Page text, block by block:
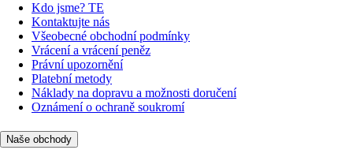
Kdo jsme? TE
Kontaktujte nás
Všeobecné obchodní podmínky
Vrácení a vrácení peněz
Právní upozornění
Platební metody
Náklady na dopravu a možnosti doručení
Oznámení o ochraně soukromí
Naše obchody